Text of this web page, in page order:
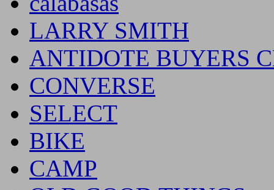
LARRY SMITH
ANTIDOTE BUYERS
CONVERSE
SELECT
BIKE
CAMP